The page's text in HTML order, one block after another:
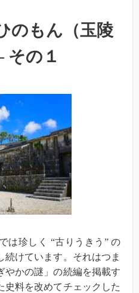
のもん（玉陵
その１
は珍しく “古りうきう” の
けています。それはつま
やかの謎」の続編を掲載す
史料を改めてチェックした